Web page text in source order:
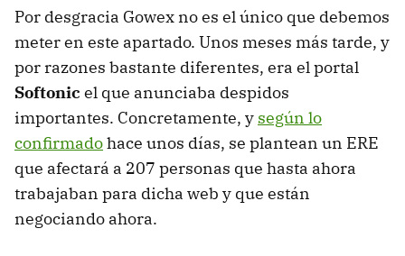
Por desgracia Gowex no es el único que debemos
meter en este apartado. Unos meses más tarde, y
por razones bastante diferentes, era el portal
Softonic el que anunciaba despidos
importantes. Concretamente, y según lo
confirmadohace unos días, se plantean un ERE
que afectará a 207 personas que hasta ahora
trabajaban para dicha web y que están
negociando ahora.